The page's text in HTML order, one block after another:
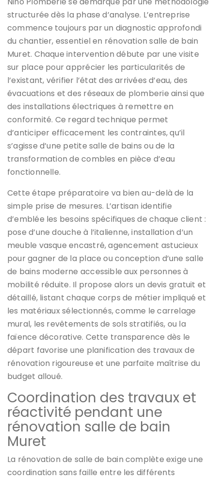
structurée dès la phase d’analyse. L’entreprise
commence toujours par un diagnostic approfondi
du chantier, essentiel en rénovation salle de bain
Muret. Chaque intervention débute par une visite
sur place pour apprécier les particularités de
l’existant, vérifier l’état des arrivées d’eau, des
évacuations et des réseaux de plomberie ainsi que
des installations électriques à remettre en
conformité. Ce regard technique permet
d’anticiper efficacement les contraintes, qu’il
s’agisse d’une petite salle de bains ou de la
transformation de combles en pièce d’eau
fonctionnelle.
Cette étape préparatoire va bien au-delà de la
simple prise de mesures. L’artisan identifie
d’emblée les besoins spécifiques de chaque client :
pose d’une douche à l’italienne, installation d’un
meuble vasque encastré, agencement astucieux
pour gagner de la place ou conception d’une salle
de bains moderne accessible aux personnes à
mobilité réduite. Il propose alors un devis gratuit et
détaillé, listant chaque corps de métier impliqué et
les matériaux sélectionnés, comme le carrelage
mural, les revêtements de sols stratifiés, ou la
faïence décorative. Cette transparence dès le
départ favorise une planification des travaux de
rénovation rigoureuse et une parfaite maîtrise du
budget alloué.
Coordination des travaux et
réactivité pendant une
rénovation salle de bain
Muret
La rénovation de salle de bain complète exige une
coordination sans faille entre les différents